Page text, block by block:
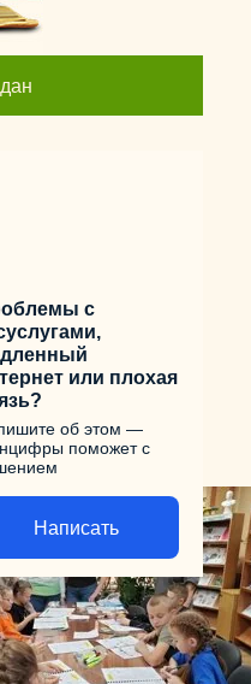
с
или плохая
об этом —
поможет с
Написать